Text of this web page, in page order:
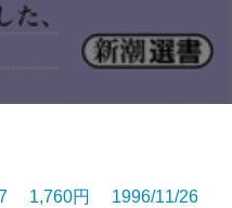
7 1,760円 1996/11/26